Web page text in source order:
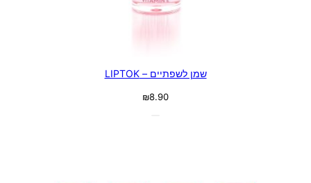
שמן לשפתיים – LIPTOK
₪8.90